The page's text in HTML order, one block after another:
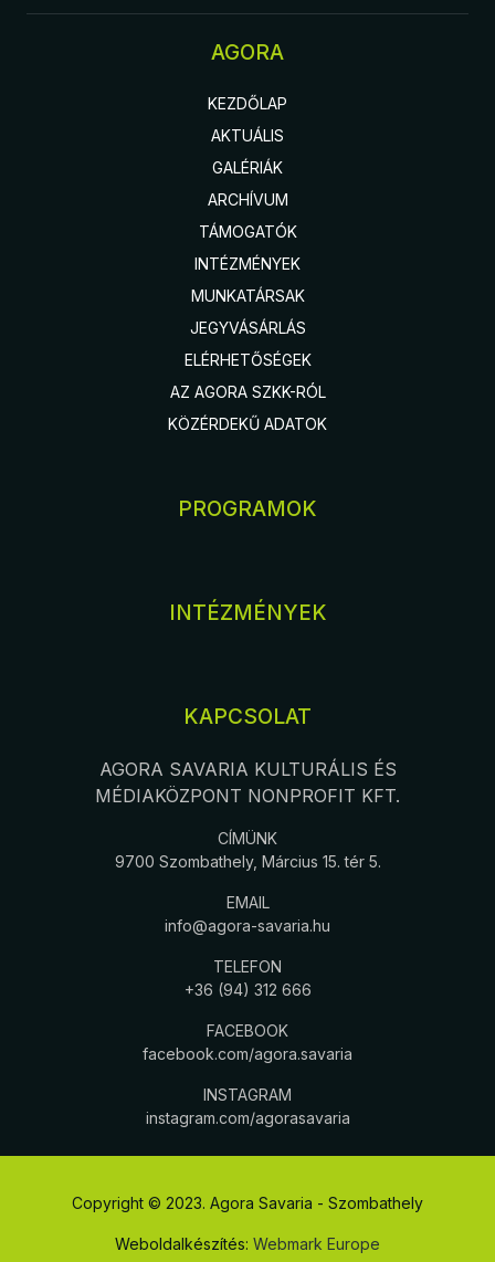
AGORA
KEZDŐLAP
AKTUÁLIS
GALÉRIÁK
ARCHÍVUM
TÁMOGATÓK
INTÉZMÉNYEK
MUNKATÁRSAK
JEGYVÁSÁRLÁS
ELÉRHETŐSÉGEK
AZ AGORA SZKK-RÓL
KÖZÉRDEKŰ ADATOK
PROGRAMOK
INTÉZMÉNYEK
KAPCSOLAT
AGORA SAVARIA KULTURÁLIS ÉS
MÉDIAKÖZPONT NONPROFIT KFT.
CÍMÜNK
9700 Szombathely, Március 15. tér 5.
EMAIL
info@agora-savaria.hu
TELEFON
+36 (94) 312 666
FACEBOOK
facebook.com/agora.savaria
INSTAGRAM
instagram.com/agorasavaria
Copyright © 2023. Agora Savaria - Szombathely
Weboldalkészítés: Webmark Europe